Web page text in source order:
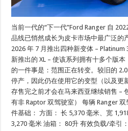
当前一代的“下一代”Ford Ranger 自
品线已悄然成长为皮卡市场中最广泛的
2026 年 7 月推出四种新变体 –
新推出的 XL – 使该系列拥有十多个版
的一件事是：范围正在转变。较旧的
停产，因此仍在使用它的变型（以及更
存售完之前才会在马来西亚继续销售 –
有非 Raptor 双驾驶室） 每辆 Ranger
件基础： 方面： 长 5,370 毫米、宽
3,270 毫米 油箱： 80升 有效负载/牵引